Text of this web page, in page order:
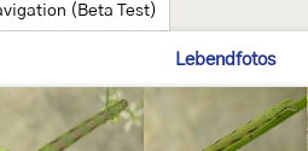
(Beta Test)
Lebendfotos